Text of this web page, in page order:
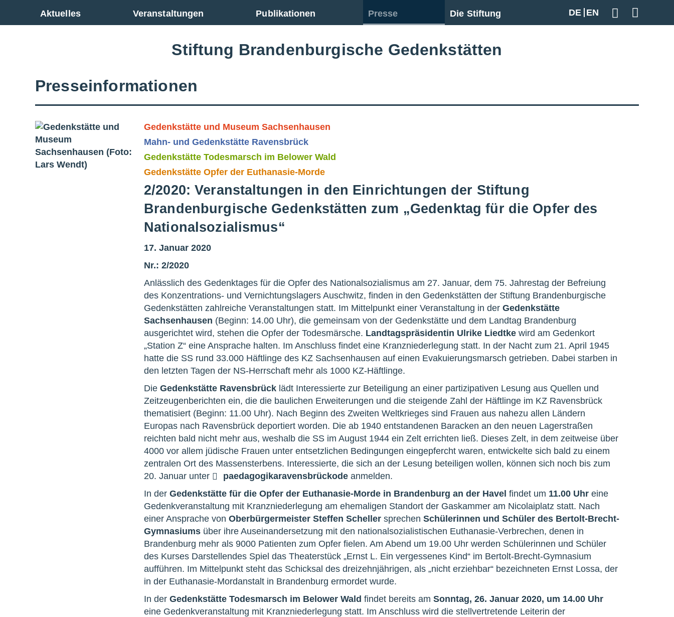
Aktuelles Veranstaltungen Publikationen Presse Die Stiftung DE EN
Zur Gesamtübersicht
Stiftung Brandenburgische Gedenkstätten
Presseinformationen
Gedenkstätte und Museum Sachsenhausen
Mahn- und Gedenkstätte Ravensbrück
Gedenkstätte Todesmarsch im Belower Wald
Gedenkstätte Opfer der Euthanasie-Morde
2/2020: Veranstaltungen in den Einrichtungen der Stiftung
Brandenburgische Gedenkstätten zum „Gedenktag für die Opfer des
Nationalsozialismus“
17. Januar 2020
Nr.: 2/2020
Anlässlich des Gedenktages für die Opfer des Nationalsozialismus am 27. Januar, dem 75. Jahrestag der Befreiung
des Konzentrations- und Vernichtungslagers Auschwitz, finden in den Gedenkstätten der Stiftung Brandenburgische
Gedenkstätten zahlreiche Veranstaltungen statt. Im Mittelpunkt einer Veranstaltung in derGedenkstätte
Sachsenhausen (Beginn: 14.00 Uhr), die gemeinsam von der Gedenkstätte und dem Landtag Brandenburg
ausgerichtet wird, stehen die Opfer der Todesmärsche. Landtagspräsidentin Ulrike Liedtke wird am Gedenkort
„Station Z“ eine Ansprache halten. Im Anschluss findet eine Kranzniederlegung statt. In der Nacht zum 21. April 1945
hatte die SS rund 33.000 Häftlinge des KZ Sachsenhausen auf einen Evakuierungsmarsch getrieben. Dabei starben in
den letzten Tagen der NS-Herrschaft mehr als 1000 KZ-Häftlinge.
DieGedenkstätte Ravensbrück lädt Interessierte zur Beteiligung an einer partizipativen Lesung aus Quellen und
Zeitzeugenberichten ein, die die baulichen Erweiterungen und die steigende Zahl der Häftlinge im KZ Ravensbrück
thematisiert (Beginn: 11.00 Uhr). Nach Beginn des Zweiten Weltkrieges sind Frauen aus nahezu allen Ländern
Europas nach Ravensbrück deportiert worden. Die ab 1940 entstandenen Baracken an den neuen Lagerstraßen
reichten bald nicht mehr aus, weshalb die SS im August 1944 ein Zelt errichten ließ. Dieses Zelt, in dem zeitweise über
4000 vor allem jüdische Frauen unter entsetzlichen Bedingungen eingepfercht waren, entwickelte sich bald zu einem
zentralen Ort des Massensterbens. Interessierte, die sich an der Lesung beteiligen wollen, können sich noch bis zum
20. Januar unter
paedagogikaravensbrückode anmelden.
In derGedenkstätte für die Opfer der Euthanasie-Morde in Brandenburg an der Havel findet um 11.00 Uhr eine
Gedenkveranstaltung mit Kranzniederlegung am ehemaligen Standort der Gaskammer am Nicolaiplatz statt. Nach
einer Ansprache vonOberbürgermeister Steffen Scheller sprechenSchülerinnen und Schüler des Bertolt-Brecht-
Gymnasiums über ihre Auseinandersetzung mit den nationalsozialistischen Euthanasie-Verbrechen, denen in
Brandenburg mehr als 9000 Patienten zum Opfer fielen. Am Abend um 19.00 Uhr werden Schülerinnen und Schüler
des Kurses Darstellendes Spiel das Theaterstück „Ernst L. Ein vergessenes Kind“ im Bertolt-Brecht-Gymnasium
aufführen. Im Mittelpunkt steht das Schicksal des dreizehnjährigen, als „nicht erziehbar“ bezeichneten Ernst Lossa, der
in der Euthanasie-Mordanstalt in Brandenburg ermordet wurde.
In derGedenkstätte Todesmarsch im Belower Wald findet bereits amSonntag, 26. Januar 2020, um 14.00 Uhr
eine Gedenkveranstaltung mit Kranzniederlegung statt. Im Anschluss wird die stellvertretende Leiterin der